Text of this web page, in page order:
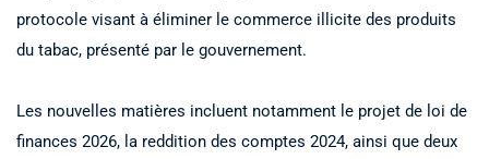
protocole visant à éliminer le commerce illicite des produits
du tabac, présenté par le gouvernement.
Les nouvelles matières incluent notamment le projet de loi de
finances 2026, la reddition des comptes 2024, ainsi que deux